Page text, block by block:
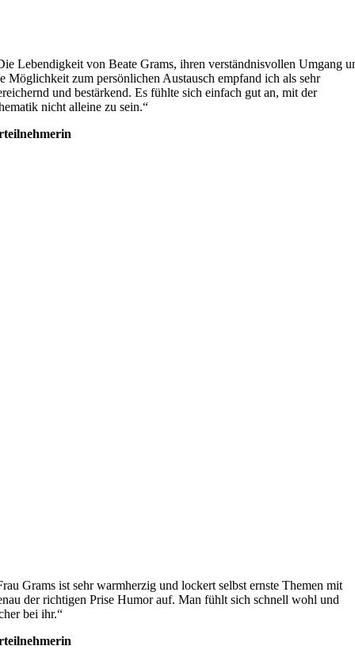
Lebendigkeit von Beate Grams, ihren verständnisvollen Umgang
Möglichkeit zum persönlichen Austausch empfand ich als sehr
und bestärkend. Es fühlte sich einfach gut an, mit der
nicht alleine zu sein.“
Grams ist sehr warmherzig und lockert selbst ernste Themen mit
der richtigen Prise Humor auf. Man fühlt sich schnell wohl und
bei ihr.“